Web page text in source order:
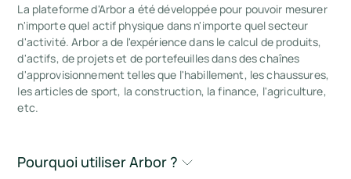
La plateforme d'Arbor a été développée pour pouvoir mesurer
n'importe quel actif physique dans n'importe quel secteur
d'activité. Arbor a de l'expérience dans le calcul de produits,
d'actifs, de projets et de portefeuilles dans des chaînes
d'approvisionnement telles que l'habillement, les chaussures,
les articles de sport, la construction, la finance, l'agriculture,
etc.
Pourquoi utiliser Arbor ?